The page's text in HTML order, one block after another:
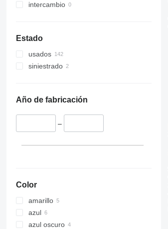
intercambio
Estado
usados
siniestrado
Año de fabricación
–
Color
amarillo
azul
azul oscuro